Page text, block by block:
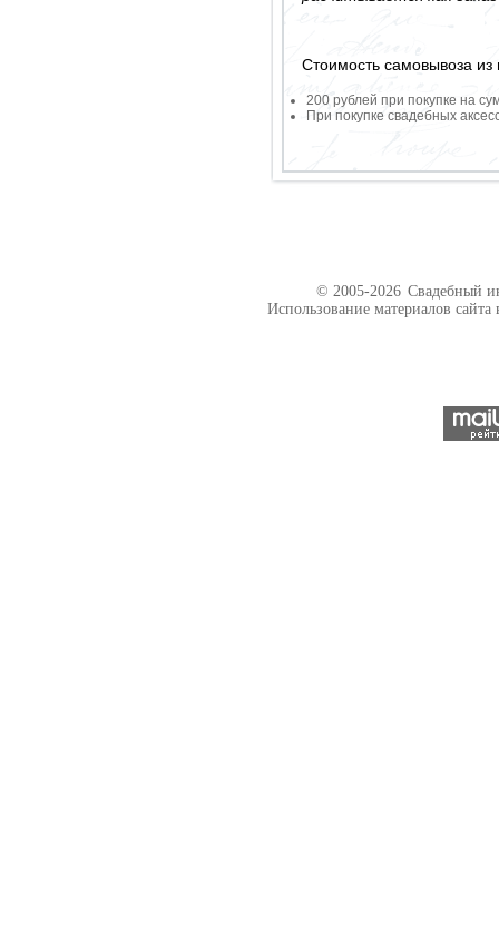
Стоимость самовывоза из
200 рублей при покупке на
При покупке свадебных
© 2005-2026 Свадебный
Использование материалов